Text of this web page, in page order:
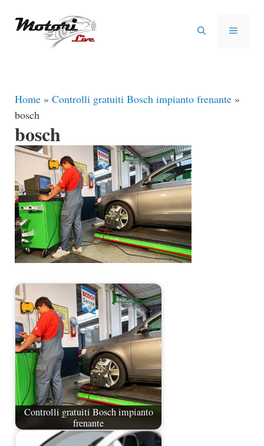
MENU
Home » Controlli gratuiti Bosch impianto frenante »
bosch
bosch
Controlli gratuiti Bosch impianto
frenante